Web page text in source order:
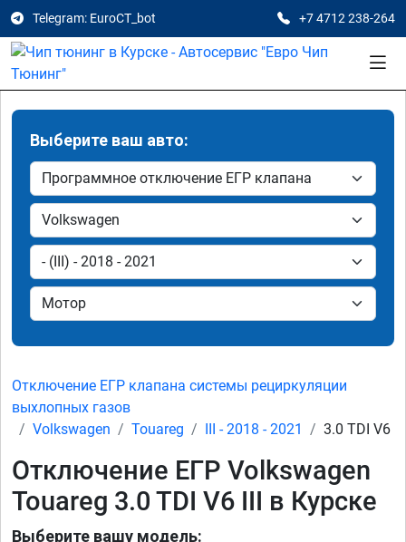
Telegram: EuroCT_bot +7 4712 238-264
Выберите ваш авто:
Отключение ЕГР клапана системы рециркуляции
выхлопных газов
Volkswagen
Touareg III - 2018 - 2021 3.0 TDI V6
Отключение ЕГР Volkswagen
Touareg 3.0 TDI V6 III в Курске
Выберите вашу модель: